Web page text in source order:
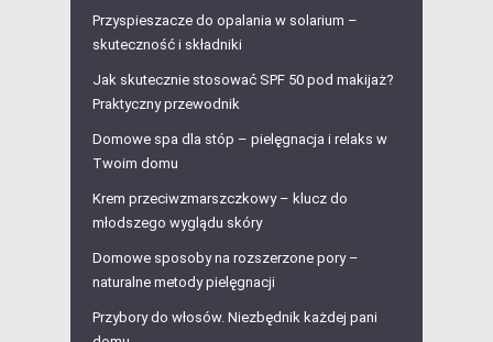
Przyspieszacze do opalania w solarium –
skuteczność i składniki
Jak skutecznie stosować SPF 50 pod makijaż?
Praktyczny przewodnik
Domowe spa dla stóp – pielęgnacja i relaks w
Twoim domu
Krem przeciwzmarszczkowy – klucz do
młodszego wyglądu skóry
Domowe sposoby na rozszerzone pory –
naturalne metody pielęgnacji
Przybory do włosów. Niezbędnik każdej pani